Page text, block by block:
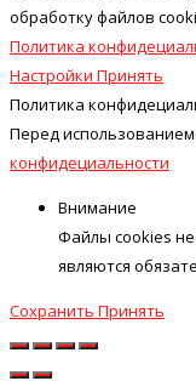
обработку файлов
Политика
Настройки Принять
Политика
Перед
конфидециальности
Внимание
Файлы cookies
являются
Сохранить Принять